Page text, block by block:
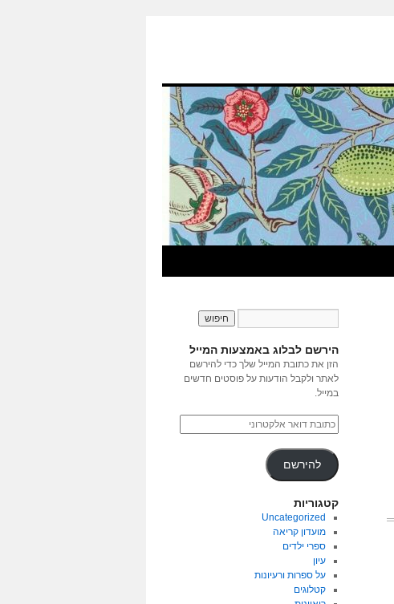
הירשם לבלוג באמצעות המייל
הזן את כתובת המייל שלך כדי להירשם
לאתר ולקבל הודעות על פוסטים חדשים
במייל.
להירשם
קטגוריות
Uncategorized
מועדון קריאה
ספרי ילדים
עיון
על ספרות ורעיונות
קטלוגים